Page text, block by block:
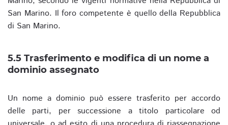
San Marino. Il foro competente è quello della Repubblica
di San Marino.
5.5 Trasferimento e modifica di un nome a
dominio assegnato
Un nome a dominio può essere trasferito per accordo
delle parti, per successione a titolo particolare od